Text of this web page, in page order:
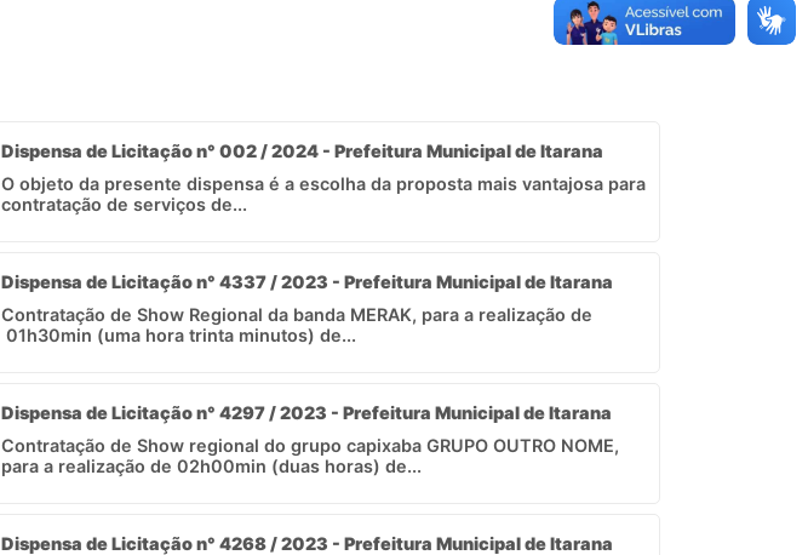
Dispensa de Licitação n° 002 / 2024 - Prefeitura Municipal de Itarana
O objeto da presente dispensa é a escolha da proposta mais vantajosa para
contratação de serviços de...
Dispensa de Licitação n° 4337 / 2023 - Prefeitura Municipal de Itarana
Contratação de Show Regional da banda MERAK, para a realização de
01h30min (uma hora trinta minutos) de...
Dispensa de Licitação n° 4297 / 2023 - Prefeitura Municipal de Itarana
Contratação de Show regional do grupo capixaba GRUPO OUTRO NOME,
para a realização de 02h00min (duas horas) de...
Dispensa de Licitação n° 4268 / 2023 - Prefeitura Municipal de Itarana